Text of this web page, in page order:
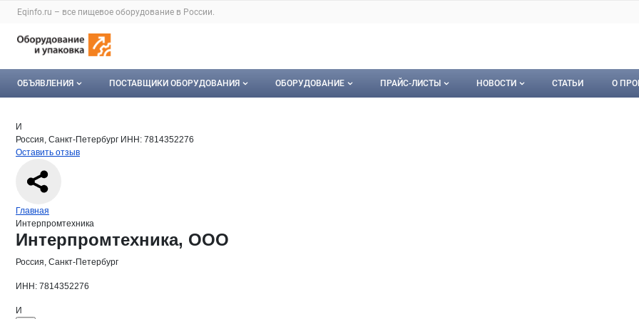
Раздел навигации по сайту eqinfo.ru
Eqinfo.ru – все пищевое оборудование в России.
Авторизация и меню пользователя
Навигация по разделам сайта eqinfo.ru
ОБЪЯВЛЕНИЯ
Мои объявления
ПОСТАВЩИКИ ОБОРУДОВАНИЯ
Каталог компаний
ОБОРУДОВАНИЕ ПРАЙС-ЛИСТЫ НОВОСТИ СТАТЬИ О
Страница компании
Страница компании
Краткая информация о компании
И
Россия, Санкт-Петербург ИНН: 7814352276
Оставить отзыв
Навигация по сайту
Главная
Интерпромтехника
Основная информация о компании
Интерпромтехника, ООО
Россия, Санкт-Петербург
ИНН: 7814352276
И